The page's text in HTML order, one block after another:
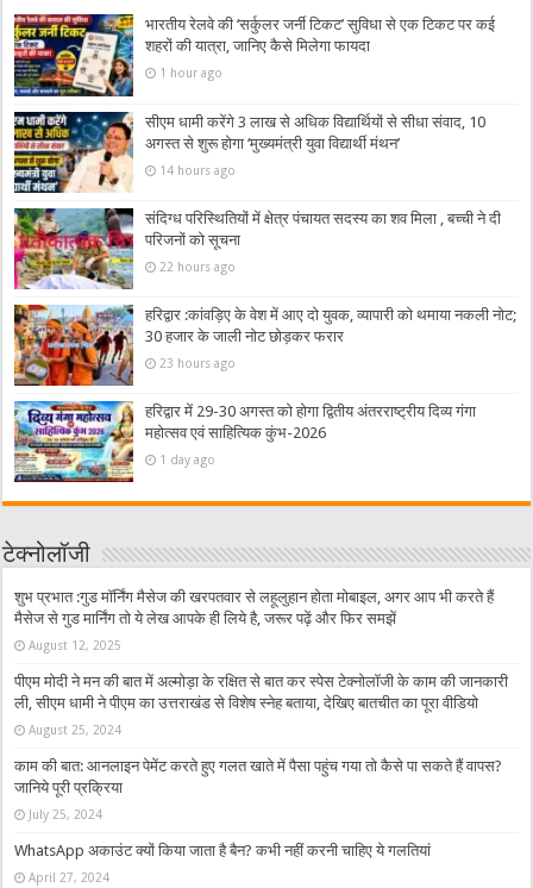
भारतीय रेलवे की ‘सर्कुलर जर्नी टिकट’ सुविधा से एक टिकट पर कई
शहरों की यात्रा, जानिए कैसे मिलेगा फायदा
1 hour ago
सीएम धामी करेंगे 3 लाख से अधिक विद्यार्थियों से सीधा संवाद, 10
अगस्त से शुरू होगा ‘मुख्यमंत्री युवा विद्यार्थी मंथन’
14 hours ago
संदिग्ध परिस्थितियों में क्षेत्र पंचायत सदस्य का शव मिला , बच्ची ने दी
परिजनों को सूचना
22 hours ago
हरिद्वार :कांवड़िए के वेश में आए दो युवक, व्यापारी को थमाया नकली नोट;
30 हजार के जाली नोट छोड़कर फरार
23 hours ago
हरिद्वार में 29-30 अगस्त को होगा द्वितीय अंतरराष्ट्रीय दिव्य गंगा
महोत्सव एवं साहित्यिक कुंभ-2026
1 day ago
टेक्नोलॉजी
शुभ प्रभात :गुड मॉर्निंग मैसेज की खरपतवार से लहूलुहान होता मोबाइल, अगर आप भी करते हैं
मैसेज से गुड मार्निंग तो ये लेख आपके ही लिये है, जरूर पढ़ें और फिर समझें
August 12, 2025
पीएम मोदी ने मन की बात में अल्मोड़ा के रक्षित से बात कर स्पेस टेक्नोलॉजी के काम की जानकारी
ली, सीएम धामी ने पीएम का उत्तराखंड से विशेष स्नेह बताया, देखिए बातचीत का पूरा वीडियो
August 25, 2024
काम की बात: आनलाइन पेमेंट करते हुए गलत खाते में पैसा पहुंच गया तो कैसे पा सकते हैं वापस?
जानिये पूरी प्रक्रिया
July 25, 2024
WhatsApp अकाउंट क्यों किया जाता है बैन? कभी नहीं करनी चाहिए ये गलतियां
April 27, 2024